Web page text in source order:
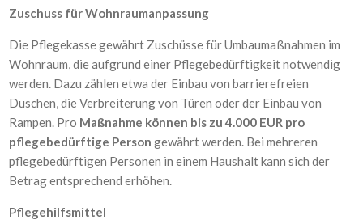
Zuschuss für Wohnraumanpassung
Die Pflegekasse gewährt Zuschüsse für Umbaumaßnahmen im
Wohnraum, die aufgrund einer Pflegebedürftigkeit notwendig
werden. Dazu zählen etwa der Einbau von barrierefreien
Duschen, die Verbreiterung von Türen oder der Einbau von
Rampen. Pro Maßnahme können bis zu 4.000 EUR pro
pflegebedürftige Person gewährt werden. Bei mehreren
pflegebedürftigen Personen in einem Haushalt kann sich der
Betrag entsprechend erhöhen.
Pflegehilfsmittel